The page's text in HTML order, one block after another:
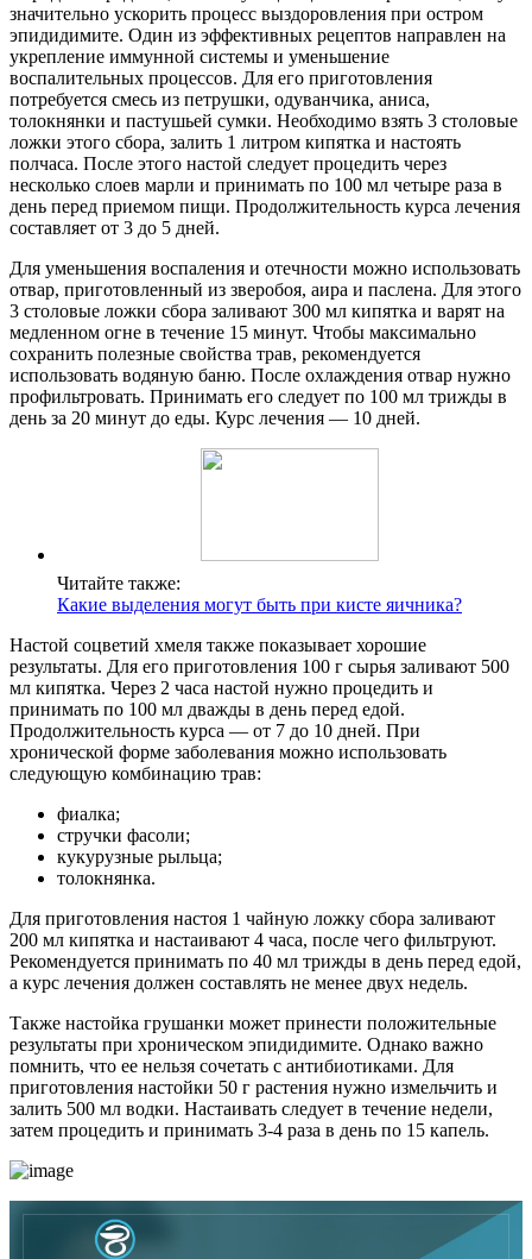
значительно ускорить процесс выздоровления при остром
эпидидимите. Один из эффективных рецептов направлен на
укрепление иммунной системы и уменьшение
воспалительных процессов. Для его приготовления
потребуется смесь из петрушки, одуванчика, аниса,
толокнянки и пастушьей сумки. Необходимо взять 3 столовые
ложки этого сбора, залить 1 литром кипятка и настоять
полчаса. После этого настой следует процедить через
несколько слоев марли и принимать по 100 мл четыре раза в
день перед приемом пищи. Продолжительность курса лечения
составляет от 3 до 5 дней.
Для уменьшения воспаления и отечности можно использовать
отвар, приготовленный из зверобоя, аира и паслена. Для этого
3 столовые ложки сбора заливают 300 мл кипятка и варят на
медленном огне в течение 15 минут. Чтобы максимально
сохранить полезные свойства трав, рекомендуется
использовать водяную баню. После охлаждения отвар нужно
профильтровать. Принимать его следует по 100 мл трижды в
день за 20 минут до еды. Курс лечения — 10 дней.
Читайте также:
Какие выделения могут быть при кисте яичника?
Настой соцветий хмеля также показывает хорошие
результаты. Для его приготовления 100 г сырья заливают 500
мл кипятка. Через 2 часа настой нужно процедить и
принимать по 100 мл дважды в день перед едой.
Продолжительность курса — от 7 до 10 дней. При
хронической форме заболевания можно использовать
следующую комбинацию трав:
фиалка;
стручки фасоли;
кукурузные рыльца;
толокнянка.
Для приготовления настоя 1 чайную ложку сбора заливают
200 мл кипятка и настаивают 4 часа, после чего фильтруют.
Рекомендуется принимать по 40 мл трижды в день перед едой,
а курс лечения должен составлять не менее двух недель.
Также настойка грушанки может принести положительные
результаты при хроническом эпидидимите. Однако важно
помнить, что ее нельзя сочетать с антибиотиками. Для
приготовления настойки 50 г растения нужно измельчить и
залить 500 мл водки. Настаивать следует в течение недели,
затем процедить и принимать 3-4 раза в день по 15 капель.